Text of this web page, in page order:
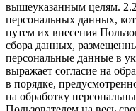
вышеуказанным целям.
персональных данных,
путем их внесения
сбора данных,
персональные данные в
выражает согласие на
в порядке,
на обработку